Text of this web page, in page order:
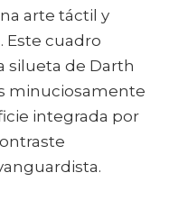
arte táctil y
cuadro
silueta de Darth
minuciosamente
integrada por